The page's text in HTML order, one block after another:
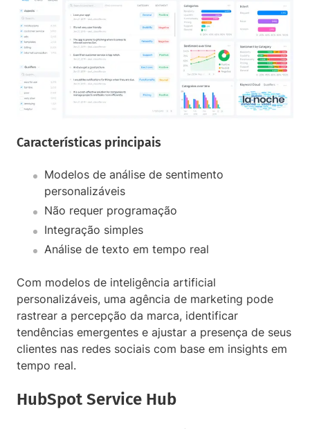
Características principais
Modelos de análise de sentimento
personalizáveis
Não requer programação
Integração simples
Análise de texto em tempo real
Com modelos de inteligência artificial
personalizáveis, uma agência de marketing pode
rastrear a percepção da marca, identificar
tendências emergentes e ajustar a presença de seus
clientes nas redes sociais com base em insights em
tempo real.
HubSpot Service Hub